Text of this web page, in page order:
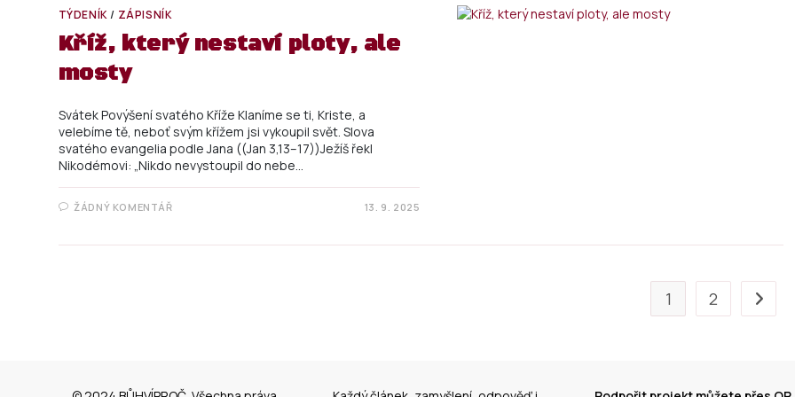
TÝDENÍK/ ZÁPISNÍK
Kříž, který nestaví ploty, ale
mosty
Svátek Povýšení svatého Kříže Klaníme se ti, Kriste, a
velebíme tě, neboť svým křížem jsi vykoupil svět. Slova
svatého evangelia podle Jana ((Jan 3,13–17))Ježíš řekl
Nikodémovi: „Nikdo nevystoupil do nebe…
ŽÁDNÝ KOMENTÁŘ 13. 9. 2025
1 2